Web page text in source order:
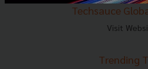
Techsauce
Visit
Trending